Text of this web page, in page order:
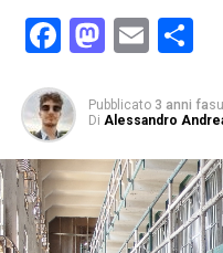
Facebook
Email
Pubblicato 3 anni fasu
Di Alessandro